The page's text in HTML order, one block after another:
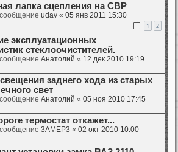
лапка сцепления на СВР
udav « 05 янв 2011 15:30
1 2
эксплуатационных
стеклоочистителей.
Анатолий « 12 дек 2010 19:19
заднего хода из старых
свет
Анатолий « 05 ноя 2010 17:45
термостат откажет...
3AMEP3 « 02 окт 2010 10:00